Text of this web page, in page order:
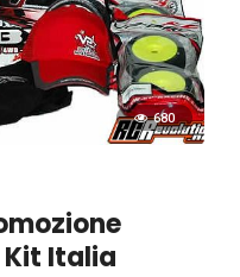
680
Kit Italia